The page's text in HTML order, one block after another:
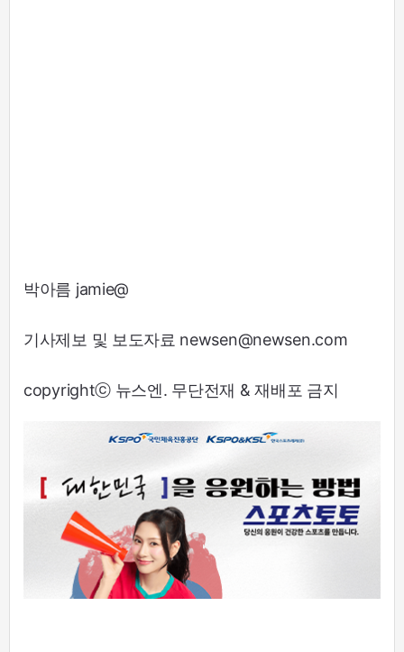
박아름 jamie@
기사제보 및 보도자료 newsen@newsen.com
copyrightⓒ 뉴스엔. 무단전재 & 재배포 금지